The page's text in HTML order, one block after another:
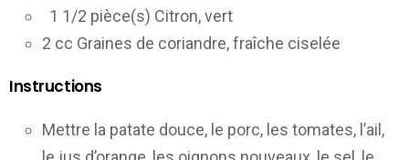
1 1/2 pièce(s) Citron, vert
2 cc Graines de coriandre, fraîche ciselée
Instructions
Mettre la patate douce, le porc, les tomates, l’ail,